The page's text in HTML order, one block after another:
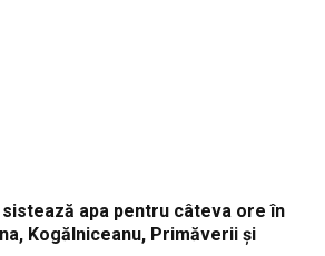
apa pentru câteva ore în
Kogălniceanu, Primăverii și